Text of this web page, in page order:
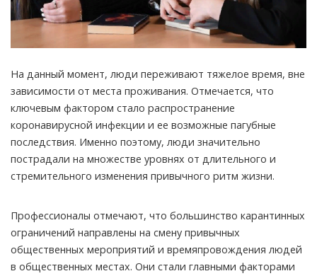
На данный момент, люди переживают тяжелое время, вне
зависимости от места проживания. Отмечается, что
ключевым фактором стало распространение
коронавирусной инфекции и ее возможные пагубные
последствия. Именно поэтому, люди значительно
пострадали на множестве уровнях от длительного и
стремительного изменения привычного ритм жизни.
Профессионалы отмечают, что большинство карантинных
ограничений направлены на смену привычных
общественных мероприятий и времяпровождения людей
в общественных местах. Они стали главными факторами